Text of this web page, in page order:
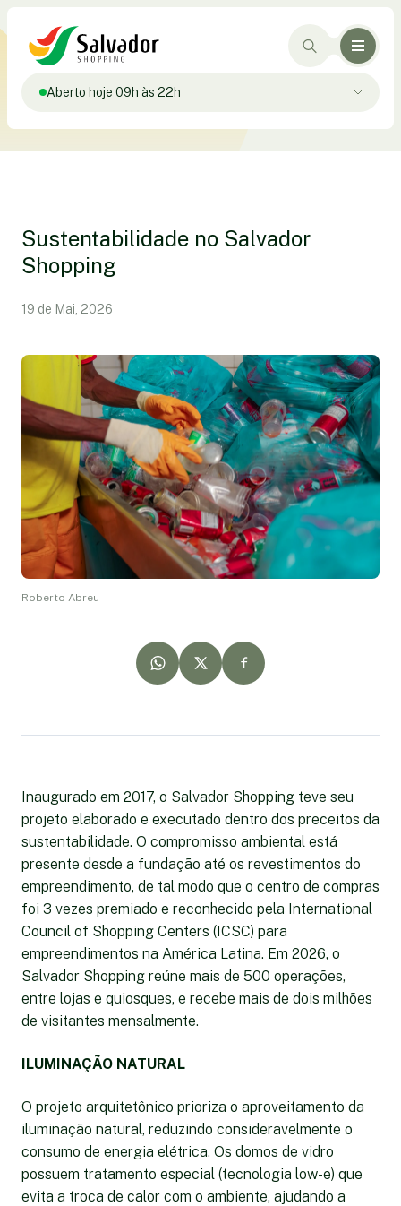
Aberto hoje 09h às 22h
Sustentabilidade no Salvador
Shopping
19 de Mai, 2026
Roberto Abreu
Inaugurado em 2017, o Salvador Shopping teve seu
projeto elaborado e executado dentro dos preceitos da
sustentabilidade. O compromisso ambiental está
presente desde a fundação até os revestimentos do
empreendimento, de tal modo que o centro de compras
foi 3 vezes premiado e reconhecido pela International
Council of Shopping Centers (ICSC) para
empreendimentos na América Latina. Em 2026, o
Salvador Shopping reúne mais de 500 operações,
entre lojas e quiosques, e recebe mais de dois milhões
de visitantes mensalmente.
ILUMINAÇÃO NATURAL
O projeto arquitetônico prioriza o aproveitamento da
iluminação natural, reduzindo consideravelmente o
consumo de energia elétrica. Os domos de vidro
possuem tratamento especial (tecnologia low-e) que
evita a troca de calor com o ambiente, ajudando a